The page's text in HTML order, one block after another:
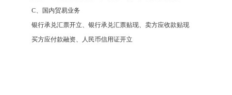
C、国内贸易业务
银行承兑汇票开立、银行承兑汇票贴现、卖方应收款贴现
买方应付款融资、人民币信用证开立